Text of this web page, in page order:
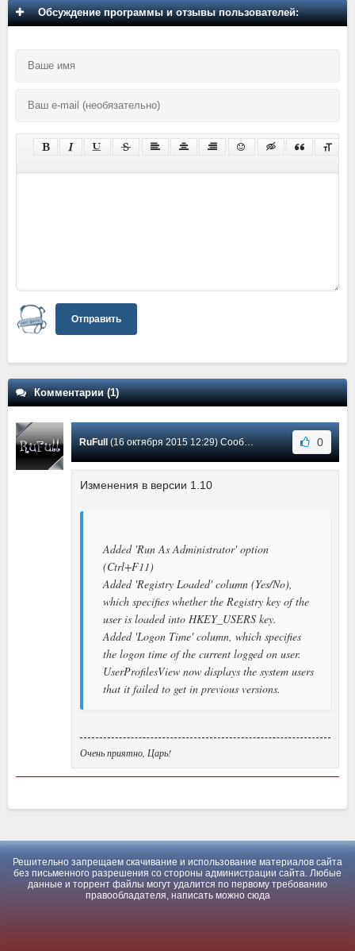
Обсуждение программы и отзывы пользователей:
Отправить
Комментарии (1)
RuFull (16 октября 2015 12:29) Сообщение #1 0
Изменения в версии 1.10
Added 'Run As Administrator' option
(Ctrl+F11)
Added 'Registry Loaded' column (Yes/No),
which specifies whether the Registry key of the
user is loaded into HKEY_USERS key.
Added 'Logon Time' column, which specifies
the logon time of the current logged on user.
UserProfilesView now displays the system users
that it failed to get in previous versions.
Очень приятно, Царь!
Решительно запрещаем скачивание и использование материалов сайта
без письменного разрешения со стороны администрации сайта. Любые
данные и торрент файлы могут удалится по первому требованию
правообладателя, написать можно сюда